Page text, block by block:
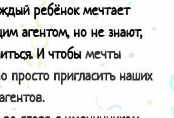
ребёнок мечтает
агентом, но не знают,
И чтобы мечты
просто пригласить наших